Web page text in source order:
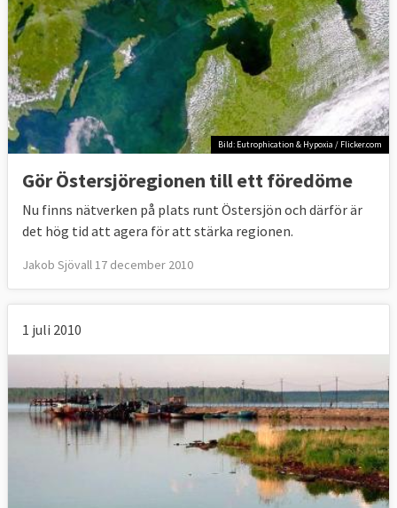
Bild: Eutrophication & Hypoxia / Flicker.com
Gör Östersjöregionen till ett föredöme
Nu finns nätverken på plats runt Östersjön och därför är
det hög tid att agera för att stärka regionen.
Jakob Sjövall 17 december 2010
1 juli 2010